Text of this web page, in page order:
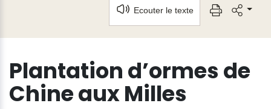
Ecouter le texte
Plantation d’ormes de
Chine aux Milles